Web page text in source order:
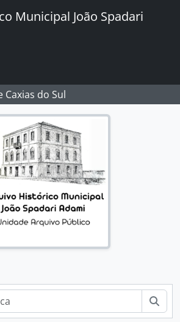
Municipal João Spadari
Caxias do Sul